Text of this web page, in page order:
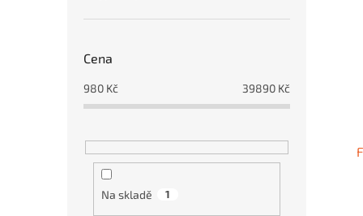
Cena
980 Kč 39890 Kč
Na skladě 1